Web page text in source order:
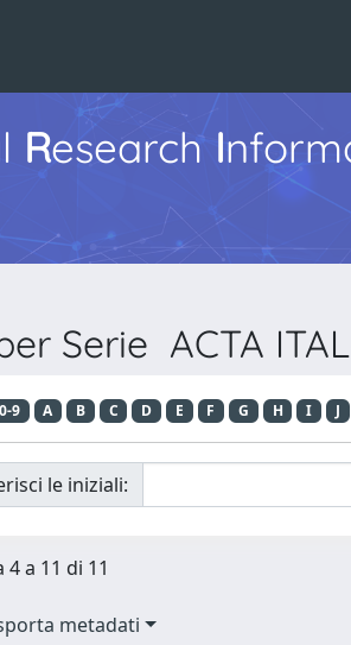
Research I
Serie ACTA
0-9 A B C D E F G H I J
le iniziali:
a 11 di 11
metadati